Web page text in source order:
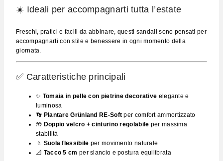
☀️ Ideali per accompagnarti tutta l’estate
Freschi, pratici e facili da abbinare, questi sandali sono pensati per
accompagnarti con stile e benessere in ogni momento della
giornata.
✅ Caratteristiche principali
✨ Tomaia in pelle con pietrine decorative elegante e
luminosa
👣 Plantare Grünland RE-Soft per comfort ammortizzato
🤲 Doppio velcro + cinturino regolabile per massima
stabilità
🚶 Suola flessibile per movimento naturale
📐 Tacco 5 cm per slancio e postura equilibrata